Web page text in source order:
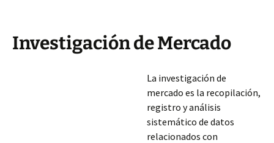
Investigación de Mercado
La investigación de
mercado es la recopilación,
registro y análisis
sistemático de datos
relacionados con